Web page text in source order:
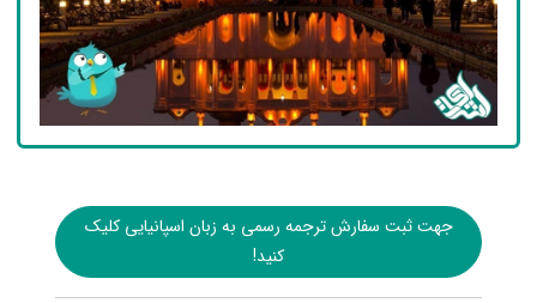
جهت ثبت سفارش ترجمه رسمی به زبان اسپانیایی کلیک
کنید!